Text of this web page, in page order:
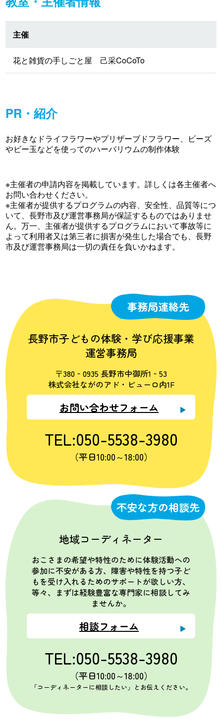
主催
花と雑貨の手しごと屋 己采CoCoTo
PR・紹介
お好きなドライフラワーやプリザーブドフラワー、ビーズ
やビー玉などを使ってのハーバリウムの制作体験
※主催者の申請内容を掲載しています。詳しくは各主催者へ
お問い合わせください。
※主催者が提供するプログラムの内容、安全性、品質等につ
いて、長野市及び運営事務局が保証するものではありませ
ん。万一、主催者が提供するプログラムにおいて事故等に
よって利用者又は第三者に損害が発生した場合でも、長野
市及び運営事務局は一切の責任を負いかねます。
事務局連絡先
長野市子どもの体験・学び応援事業
運営事務局
〒380‐0935 長野市中御所1‐53
株式会社ながのアド・ビューロ内1F
お問い合わせフォーム
TEL:050-5538-3980
（平日10:00～18:00）
不安な方の相談先
地域コーディネーター
おこさまの希望や特性のために体験活動への
参加に不安がある方、障害や特性を持つ子ど
もを受け入れるためのサポートが欲しい方、
等々、まずは経験豊富な専門家に相談してみ
ませんか。
相談フォーム
TEL:050-5538-3980
（平日10:00～18:00）
「コーディネーターに相談したい」とお伝えください。